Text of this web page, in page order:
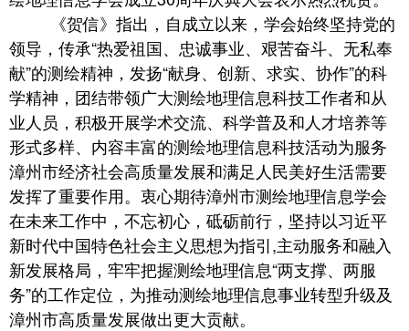
《贺信》指出，自成立以来，学会始终坚持党的
领导，传承“热爱祖国、忠诚事业、艰苦奋斗、无私奉
献”的测绘精神，发扬“献身、创新、求实、协作”的科
学精神，团结带领广大测绘地理信息科技工作者和从
业人员，积极开展学术交流、科学普及和人才培养等
形式多样、内容丰富的测绘地理信息科技活动为服务
漳州市经济社会高质量发展和满足人民美好生活需要
发挥了重要作用。衷心期待漳州市测绘地理信息学会
在未来工作中，不忘初心，砥砺前行，坚持以习近平
新时代中国特色社会主义思想为指引,主动服务和融入
新发展格局，牢牢把握测绘地理信息“两支撑、两服
务”的工作定位，为推动测绘地理信息事业转型升级及
漳州市高质量发展做出更大贡献。